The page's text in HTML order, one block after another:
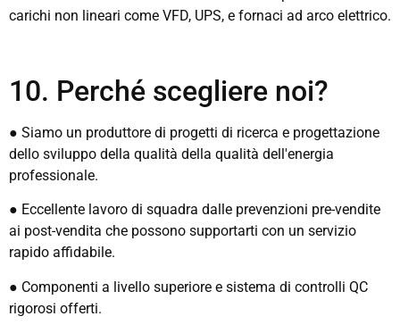
carichi non lineari come VFD, UPS, e fornaci ad arco elettrico.
10. Perché scegliere noi?
● Siamo un produttore di progetti di ricerca e progettazione
dello sviluppo della qualità della qualità dell'energia
professionale.
● Eccellente lavoro di squadra dalle prevenzioni pre-vendite
ai post-vendita che possono supportarti con un servizio
rapido affidabile.
● Componenti a livello superiore e sistema di controlli QC
rigorosi offerti.